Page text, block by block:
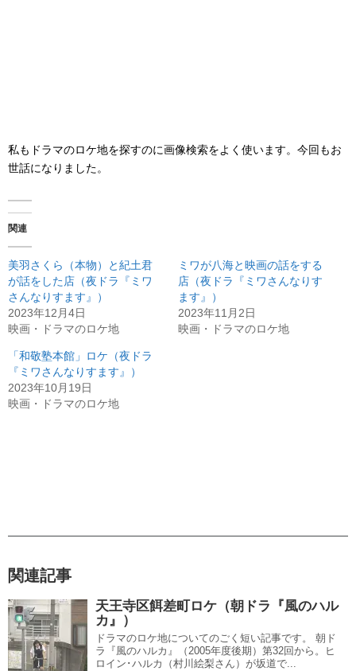
私もドラマのロケ地を探すのに画像検索をよく使います。今回もお
世話になりました。
関連
美羽さくら（本物）と紀土君
が話をした店（夜ドラ『ミワ
さんなりすます』）
2023年12月4日
映画・ドラマのロケ地
ミワが八海と映画の話をする
店（夜ドラ『ミワさんなりす
ます』）
2023年11月2日
映画・ドラマのロケ地
「和敬塾本館」ロケ（夜ドラ
『ミワさんなりすます』）
2023年10月19日
映画・ドラマのロケ地
関連記事
天王寺区餌差町ロケ（朝ドラ『風のハル
カ』）
ドラマのロケ地についてのごく短い記事です。 朝ド
ラ『風のハルカ』（2005年度後期）第32回から。ヒ
ロイン･ハルカ（村川絵梨さん）が坂道で...